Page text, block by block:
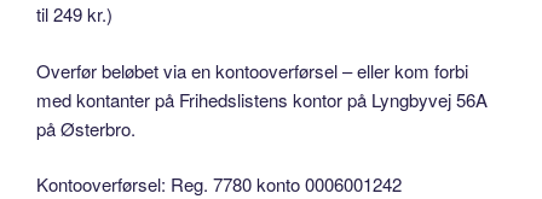
til 249 kr.)
Overfør beløbet via en kontooverførsel – eller kom forbi
med kontanter på Frihedslistens kontor på Lyngbyvej 56A
på Østerbro.
Kontooverførsel: Reg. 7780 konto 0006001242